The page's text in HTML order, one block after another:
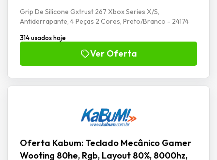
Grip De Silicone Gxtrust 267 Xbox Series X/S,
Antiderrapante, 4 Peças 2 Cores, Preto/Branco - 24174
314 usados hoje
Ver Oferta
Oferta Kabum: Teclado Mecânico Gamer
Wooting 80he, Rgb, Layout 80%, 8000hz,